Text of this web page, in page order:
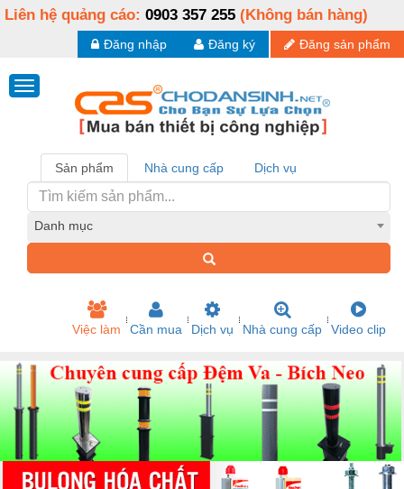
Liên hệ quảng cáo: 0903 357 255 (Không bán hàng)
Đăng sản phẩm
Đăng ký
Đăng nhập
Sản phẩm Nhà cung cấp Dịch vụ
Danh mục
Việc làm Cần mua Dịch vụ Nhà cung cấp Video clip